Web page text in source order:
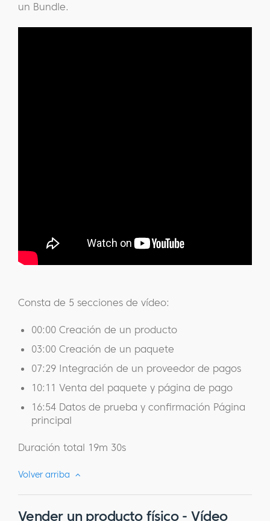
un Bundle.
Consta de 5 secciones de vídeo:
00:00 Creación de un producto
03:00 Creación de un paquete
07:29 Integración de un proveedor de pagos
10:11 Venta del paquete y página de pago
16:54 Datos de prueba y confirmación Página
principal
Duración total 19m 30s
Volver arriba
Vender un producto físico - Vídeo